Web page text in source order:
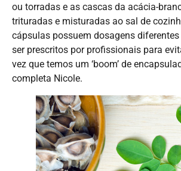
ou torradas e as cascas da acácia-
trituradas e misturadas ao sal de
cápsulas possuem dosagens diferentes
ser prescritos por profissionais para
vez que temos um ‘boom’ de
completa Nicole.